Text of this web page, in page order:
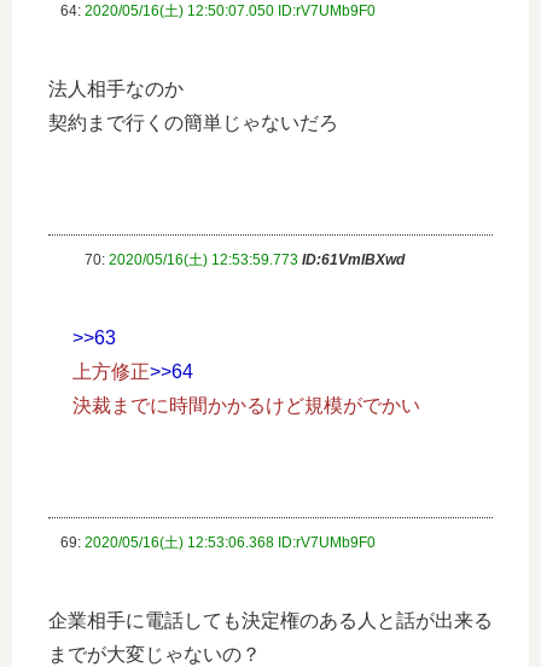
64: 2020/05/16(土) 12:50:07.050 ID:rV7UMb9F0
法人相手なのか
契約まで行くの簡単じゃないだろ
70: 2020/05/16(土) 12:53:59.773 ID:61VmlBXwd
>>63
上方修正>>64
決裁までに時間かかるけど規模がでかい
69: 2020/05/16(土) 12:53:06.368 ID:rV7UMb9F0
企業相手に電話しても決定権のある人と話が出来る
までが大変じゃないの？